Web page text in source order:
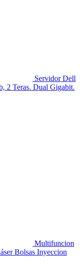
Servidor Dell
2 Teras. Dual Gigabit.
Multifuncion
Bolsas Inyeccion